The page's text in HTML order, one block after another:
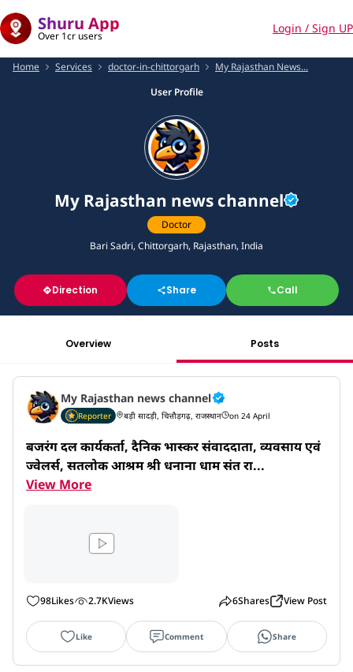
Shuru App
Over 1cr users
Login / Sign UP
Home Services doctor-in-chittorgarh
My Rajasthan News...
User Profile
My Rajasthan news channel
Doctor
Bari Sadri, Chittorgarh, Rajasthan, India
Direction Share Call
Overview Posts
My Rajasthan news channel
Reporter बड़ी सादड़ी, चित्तौड़गढ़, राजस्थान on 24 April
बजरंग दल कार्यकर्ता, दैनिक भास्कर संवाददाता, व्यवसाय एवं
ज्वेलर्स, सतलोक आश्रम श्री धनाना धाम संत रा...
View More
98Likes 2.7KViews 6Shares View Post
Like Comment Share